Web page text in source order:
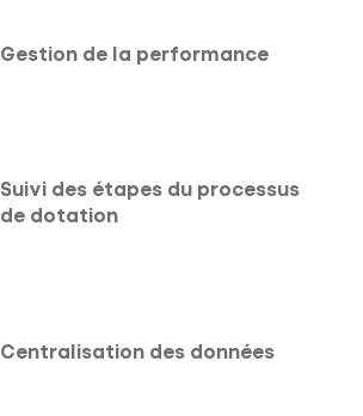
Gestion de la performance
Suivi des étapes du processus
de dotation
Centralisation des données